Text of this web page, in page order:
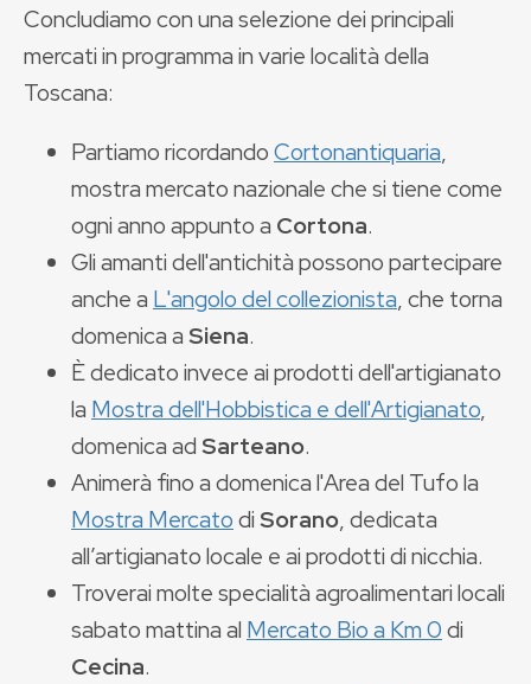
Concludiamo con una selezione dei principali
mercati in programma in varie località della
Toscana:
Partiamo ricordandoCortonantiquaria,
mostra mercato nazionale che si tiene come
ogni anno appunto a Cortona.
Gli amanti dell'antichità possono partecipare
anche a L'angolo del collezionista, che torna
domenica aSiena.
È dedicato invece ai prodotti dell'artigianato
la Mostra dell'Hobbistica e dell'Artigianato,
domenica adSarteano.
Animerà fino a domenica l'Area del Tufo la
Mostra MercatodiSorano, dedicata
all’artigianato locale e ai prodotti di nicchia.
Troverai molte specialità agroalimentari locali
sabato mattina al Mercato Bio a Km 0di
Cecina.